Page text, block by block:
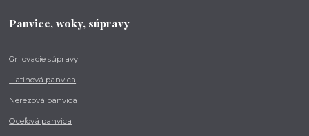
Panvice, woky, súpravy
Grilovacie súpravy
Liatinová panvica
Nerezová panvica
Oceľová panvica